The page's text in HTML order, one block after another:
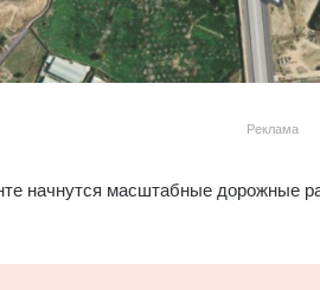
Реклама
начнутся масштабные дорожные